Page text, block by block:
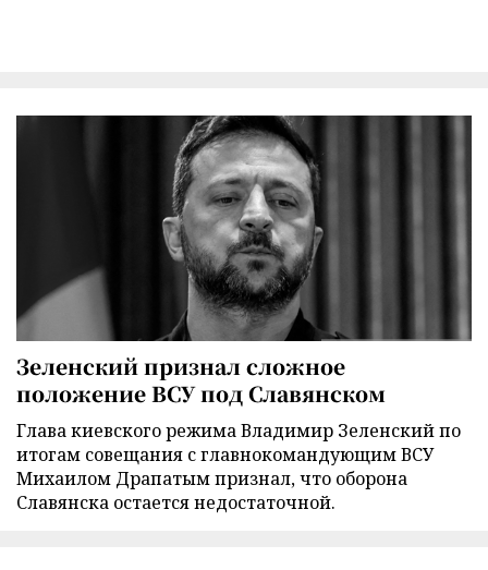
Зеленский признал сложное
положение ВСУ под Славянском
Глава киевского режима Владимир Зеленский по
итогам совещания с главнокомандующим ВСУ
Михаилом Драпатым признал, что оборона
Славянска остается недостаточной.